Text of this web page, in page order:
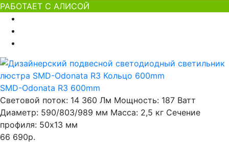
РАБОТАЕТ С АЛИСОЙ
SMD-Odonata R3 600mm
Световой поток: 14 360 Лм Мощность: 187 Ватт
Диаметр: 590/803/989 мм Масса: 2,5 кг Сечение
профиля: 50х13 мм
66 690р.